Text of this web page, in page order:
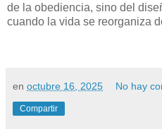
de la obediencia, sino del
cuando la vida se reorganiza
en octubre 16, 2025 No hay
Compartir